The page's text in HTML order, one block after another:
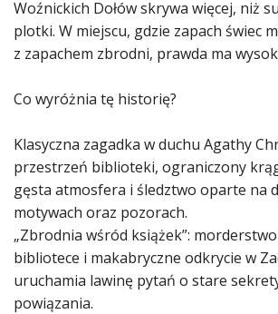
Woźnickich Dołów skrywa więcej, niż
plotki. W miejscu, gdzie zapach świec
z zapachem zbrodni, prawda ma
Co wyróżnia tę historię?
Klasyczna zagadka w duchu Agathy
przestrzeń biblioteki, ograniczony
gęsta atmosfera i śledztwo oparte na
motywach oraz pozorach.
„Zbrodnia wśród książek”:
bibliotece i makabryczne odkrycie w
uruchamia lawinę pytań o stare
powiązania.